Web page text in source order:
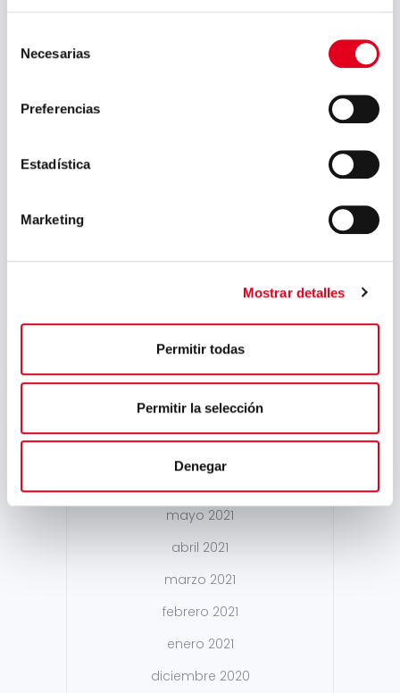
Necesarias
Preferencias
Estadística
Marketing
Mostrar detalles
Permitir todas
Permitir la selección
Denegar
junio 2022
abril 2022
marzo 2022
febrero 2022
enero 2022
mayo 2021
abril 2021
marzo 2021
febrero 2021
enero 2021
diciembre 2020